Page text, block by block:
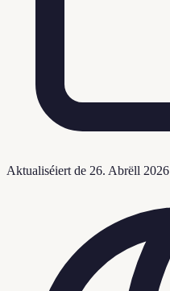
Aktualiséiert de 26. Abrëll 2026